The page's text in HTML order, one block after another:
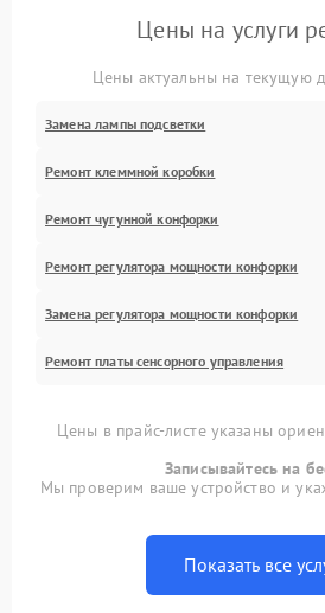
Цены на услуги
Цены актуальны на текущую
Замена лампы подсветки
Ремонт клеммной коробки
Ремонт чугунной конфорки
Ремонт регулятора мощности конфорки
Замена регулятора мощности конфорки
Ремонт платы сенсорного управления
Цены в прайс-листе указаны
Записывайтесь на
Мы проверим ваше устройство и
Показать все